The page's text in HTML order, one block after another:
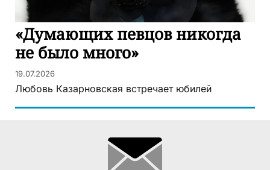
«Думающих певцов никогда
не было много»
19.07.2026
Любовь Казарновская встречает юбилей